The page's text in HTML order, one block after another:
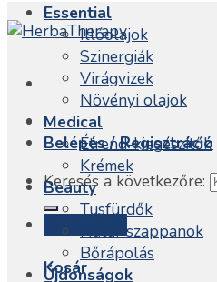
Belépés / Regisztráció
Keresés a következőre:
Kosár /
Kosár
Essential
Illóolajok
Szinergiák
Virágvizek
Növényi olajok
Medical
Étrend-kiegészítők
Krémek
Beauty
Tusfürdők
Natúr szappanok
Bőrápolás
Újdonságok